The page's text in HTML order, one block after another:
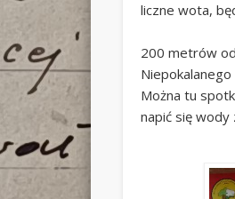
liczne wota,
200 metrów
Można tu
napić się wody